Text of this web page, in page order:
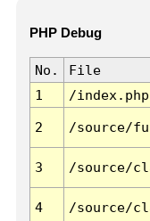
PHP Debug
No. File
1
/index.php
2 /source/
3 /source/
4 /source/